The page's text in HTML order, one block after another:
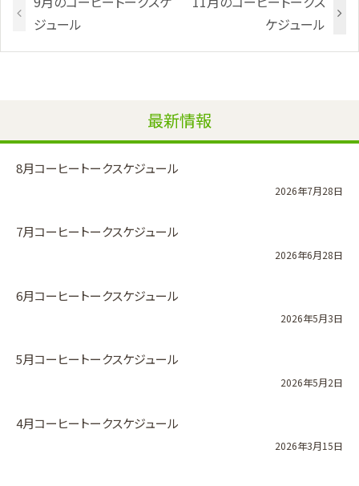
ジュール
ケジュール
最新情報
8月コーヒートークスケジュール
2026年7月28日
7月コーヒートークスケジュール
2026年6月28日
6月コーヒートークスケジュール
2026年5月3日
5月コーヒートークスケジュール
2026年5月2日
4月コーヒートークスケジュール
2026年3月15日